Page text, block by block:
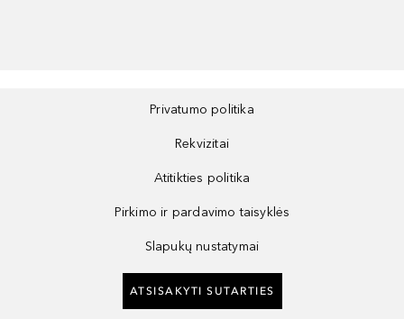
Privatumo politika
Rekvizitai
Atitikties politika
Pirkimo ir pardavimo taisyklės
Slapukų nustatymai
ATSISAKYTI SUTARTIES